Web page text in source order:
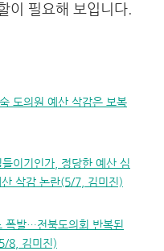
이 필요해 보입니다.
도의원 예산 삭감은 보복
이기인가, 정당한 예산 심
삭감 논란(5/7, 김미진)
폭발…전북도의회 반복된
8, 김미진)